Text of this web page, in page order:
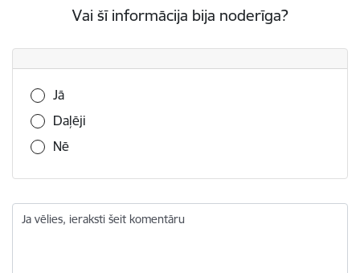
Vai šī informācija bija noderīga?
Vai šī informācija bija noderīga?
Jā
Daļēji
Nē
Ja vēlies, ieraksti šeit komentāru